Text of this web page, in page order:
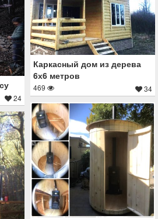
Каркасный дом из дерева
6х6 метров
469 34
24